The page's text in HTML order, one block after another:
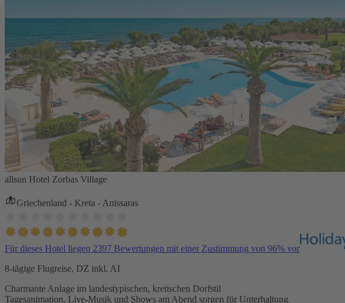
allsun Hotel Zorbas Village
Griechenland - Kreta - Anissaras
Für dieses Hotel liegen 2397 Bewertungen mit einer Zustimmung von 96% vor
8-tägige Flugreise, DZ inkl. AI
Charmante Anlage im landestypischen, kretischen Dorfstil
Tagesanimation, Live-Musik und Shows am Abend sorgen für Unterhaltung